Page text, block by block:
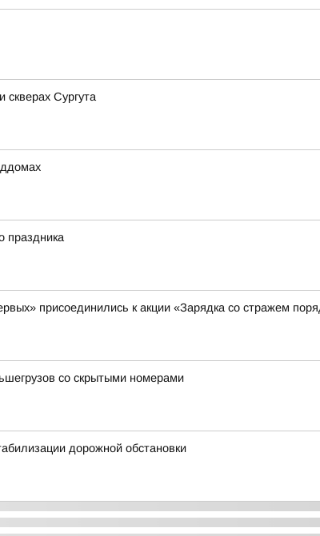
Сургута
праздника
присоединились к акции «Зарядка со стражем
со скрытыми номерами
дорожной обстановки